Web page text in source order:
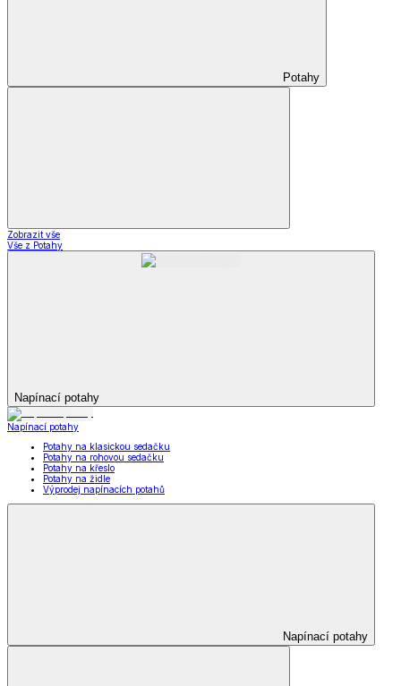
Potahy
Zobrazit vše
Vše z Potahy
Napínací potahy
Napínací potahy
Potahy na klasickou sedačku
Potahy na rohovou sedačku
Potahy na křeslo
Potahy na židle
Výprodej napínacích potahů
Napínací potahy